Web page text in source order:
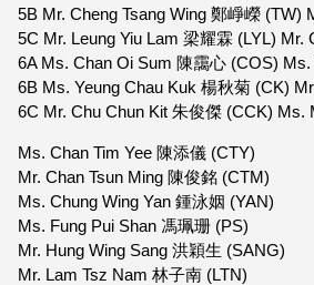
5B Mr. Cheng Tsang Wing 鄭崢嶸 (TW)
5C Mr. Leung Yiu Lam 梁耀霖 (LYL) Mr.
6A Ms. Chan Oi Sum 陳靄心 (COS)
6B Ms. Yeung Chau Kuk 楊秋菊 (CK)
6C Mr. Chu Chun Kit 朱俊傑 (CCK) Ms.
Ms. Chan Tim Yee 陳添儀 (CTY)
Mr. Chan Tsun Ming 陳俊銘 (CTM)
Ms. Chung Wing Yan 鍾泳姻 (YAN)
Ms. Fung Pui Shan 馮珮珊 (PS)
Mr. Hung Wing Sang 洪穎生 (SANG)
Mr. Lam Tsz Nam 林子南 (LTN)